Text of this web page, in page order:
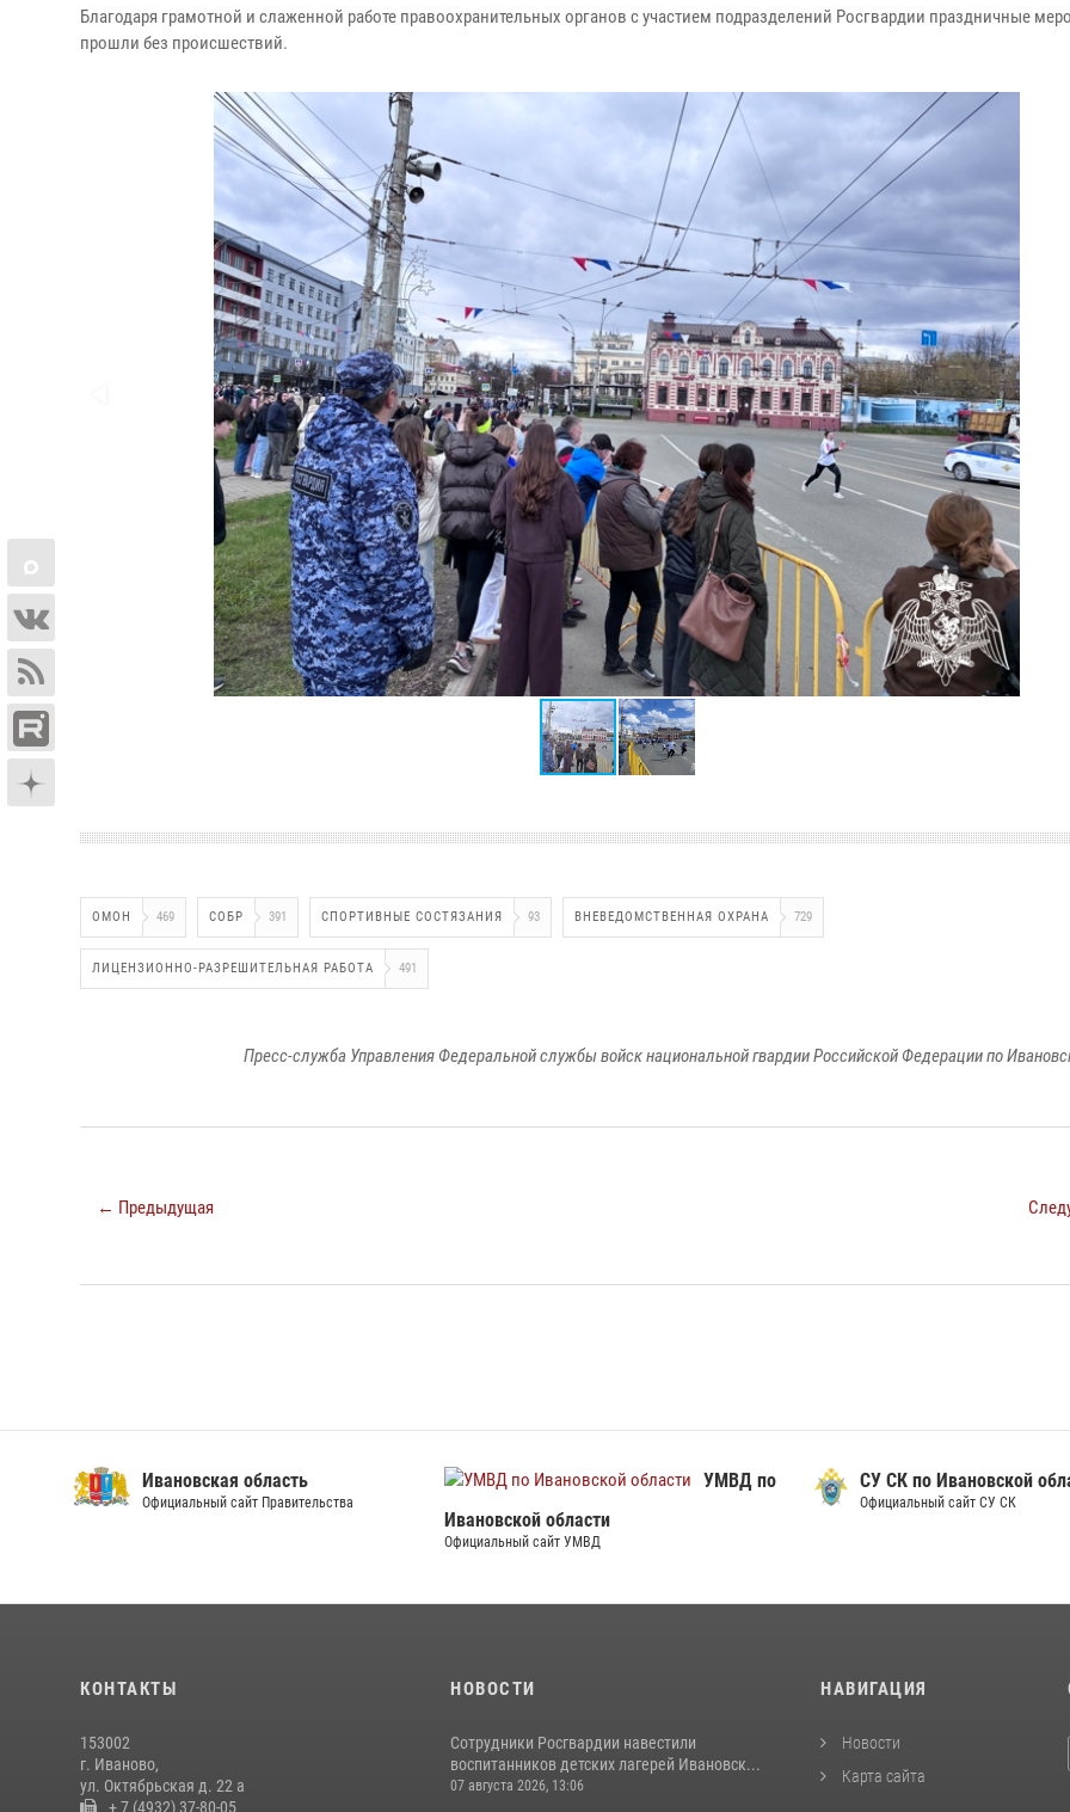
Благодаря грамотной и слаженной работе правоохранительных органов с участием подразделений Росгвардии праздничные
прошли без происшествий.
ОМОН 469 СОБР 391 СПОРТИВНЫЕ СОСТЯЗАНИЯ 93 ВНЕВЕДОМСТВЕННАЯ ОХРАНА 729
ЛИЦЕНЗИОННО-РАЗРЕШИТЕЛЬНАЯ РАБОТА 491
Пресс-служба Управления Федеральной службы войск национальной гвардии Российской Федерации по
← Предыдущая
Ивановская область
Официальный сайт Правительства
УМВД по
Ивановской области
Официальный сайт УМВД
СУ СК по Ивановской
Официальный сайт СУ СК
КОНТАКТЫ
153002
г. Иваново,
ул. Октябрьская д. 22 а
+ 7 (4932) 37-80-05
НОВОСТИ
Сотрудники Росгвардии навестили
воспитанников детских лагерей Ивановск...
07 августа 2026, 13:06
НАВИГАЦИЯ
Новости
Карта сайта